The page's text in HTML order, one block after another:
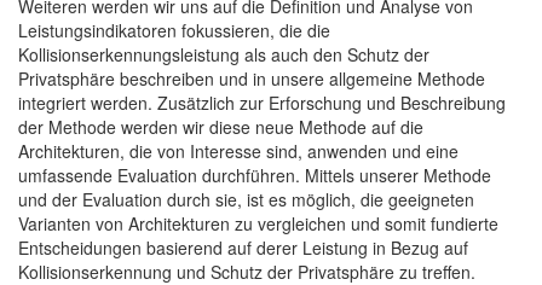
Weiteren werden wir uns auf die Definition und Analyse von
Leistungsindikatoren fokussieren, die die
Kollisionserkennungsleistung als auch den Schutz der
Privatsphäre beschreiben und in unsere allgemeine Methode
integriert werden. Zusätzlich zur Erforschung und Beschreibung
der Methode werden wir diese neue Methode auf die
Architekturen, die von Interesse sind, anwenden und eine
umfassende Evaluation durchführen. Mittels unserer Methode
und der Evaluation durch sie, ist es möglich, die geeigneten
Varianten von Architekturen zu vergleichen und somit fundierte
Entscheidungen basierend auf derer Leistung in Bezug auf
Kollisionserkennung und Schutz der Privatsphäre zu treffen.